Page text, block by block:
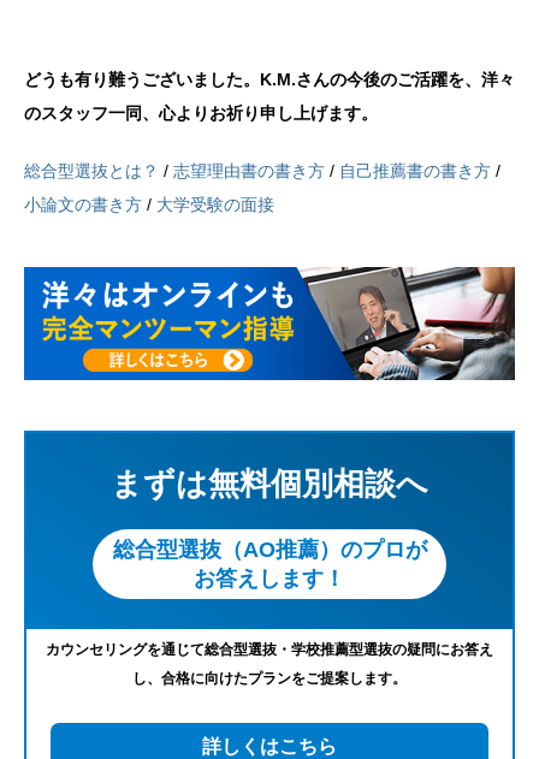
どうも有り難うございました。K.M.さんの今後のご活躍を、洋々
のスタッフ一同、心よりお祈り申し上げます。
総合型選抜とは？ / 志望理由書の書き方 / 自己推薦書の書き方 /
小論文の書き方 / 大学受験の面接
まずは無料個別相談へ
総合型選抜（AO推薦）のプロが
お答えします！
カウンセリングを通じて総合型選抜・学校推薦型選抜の疑問にお答え
し、合格に向けたプランをご提案します。
詳しくはこちら